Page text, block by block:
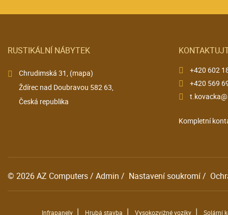
RUSTIKÁLNÍ NÁBYTEK
Chrudimská 31, (mapa)
Ždírec nad Doubravou 582 63,
Česká republika
+420 602
+420 569
Kompletní
© 2026AZ Computers/ Admin / Nastavení soukromí/
Infrapanely | Hrubá stavba | Vysokozvižné vozíky | Solární